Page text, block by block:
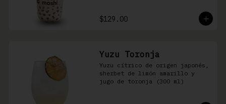
$129.00
Yuzu Toronja
Yuzu cítrico de origen japonés,
sherbet de limón amarillo y
jugo de toronja (300 ml)